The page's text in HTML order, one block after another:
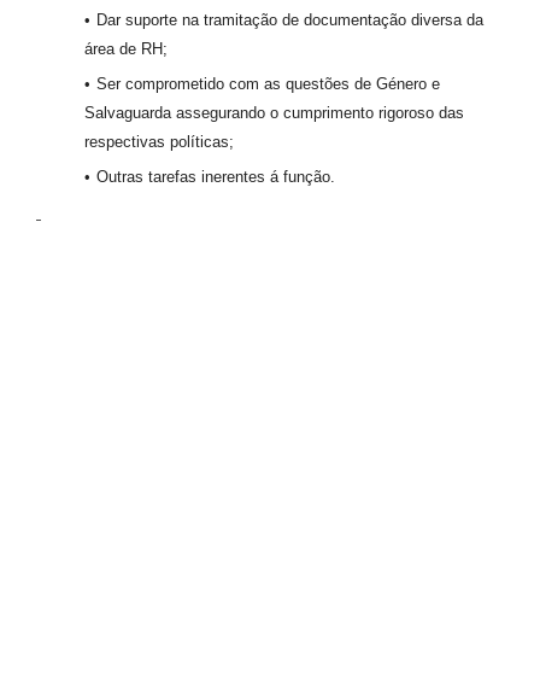
Dar suporte na tramitação de documentação diversa da
área de RH;
Ser comprometido com as questões de Género e
Salvaguarda assegurando o cumprimento rigoroso das
respectivas políticas;
Outras tarefas inerentes á função.